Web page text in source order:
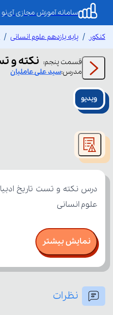
سامانه آموزش مجازی آی‌نو
کنکور پایه یازدهم علوم انسانی
قسمت پنجم: نکته و
مدرس:سید علیعاملیان
ویدیو
modal
window.
either because the server
the format is not supported.
علوم انسانی
نمایش بیشتر
نظرات